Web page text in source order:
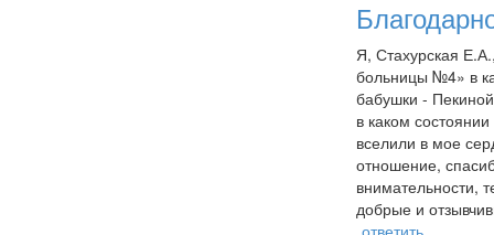
Я, Стахурская
больницы №4» в
бабушки -
в каком
вселили в мое
отношение,
внимательности,
добрые и
ответить